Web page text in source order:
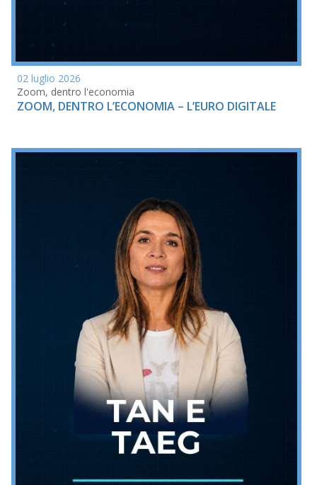
02 luglio 2026
Zoom, dentro l'economia
ZOOM, DENTRO L’ECONOMIA – L’EURO DIGITALE